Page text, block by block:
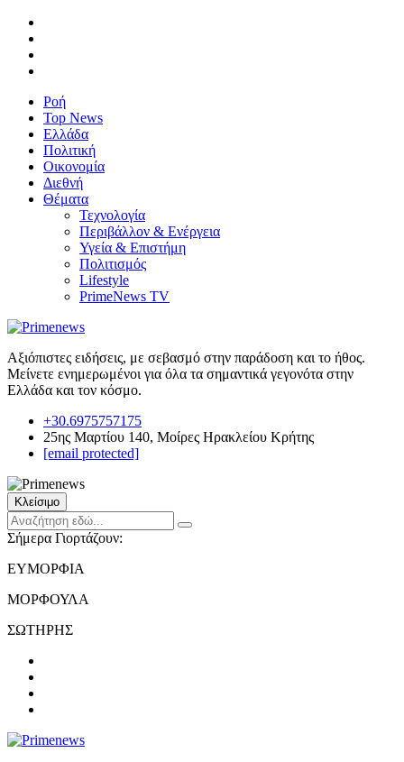
Ροή
Top News
Ελλάδα
Πολιτική
Οικονομία
Διεθνή
Θέματα
Τεχνολογία
Περιβάλλον & Ενέργεια
Υγεία & Επιστήμη
Πολιτισμός
Lifestyle
PrimeNews TV
Αξιόπιστες ειδήσεις, με σεβασμό στην παράδοση και το ήθος.
Μείνετε ενημερωμένοι για όλα τα σημαντικά γεγονότα στην
Ελλάδα και τον κόσμο.
+30.6975757175
25ης Μαρτίου 140, Μοίρες Ηρακλείου Κρήτης
[email protected]
Κλείσιμο
Σήμερα Γιορτάζουν:
ΕΥΜΟΡΦΙΑ
ΜΟΡΦΟΥΛΑ
ΣΩΤΗΡΗΣ